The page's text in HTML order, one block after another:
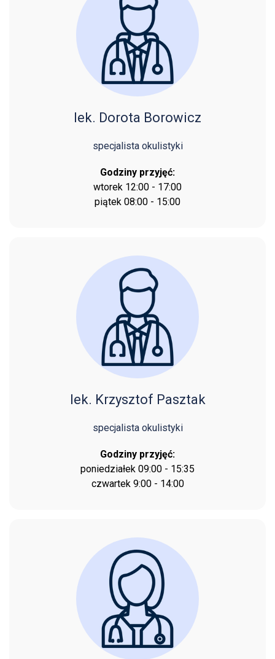
lek. Dorota Borowicz
specjalista okulistyki
Godziny przyjęć:
wtorek 12:00 - 17:00
piątek 08:00 - 15:00
lek. Krzysztof Pasztak
specjalista okulistyki
Godziny przyjęć:
poniedziałek 09:00 - 15:35
czwartek 9:00 - 14:00